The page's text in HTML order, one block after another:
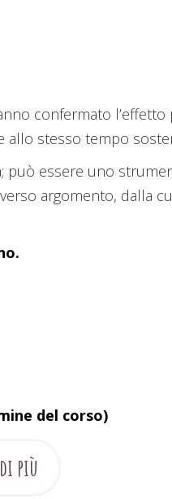
confermato
allo stesso tempo
essere uno
argomento, dalla
del corso)
più